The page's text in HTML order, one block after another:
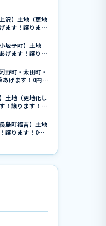
沢】土地（更地
ます！譲りま
坂子町】土地
げます！譲りま
！
野町・太田町・
あげます！0円物
土地（更地化し
！譲ります！0
島町福吉】土地
譲ります！0円